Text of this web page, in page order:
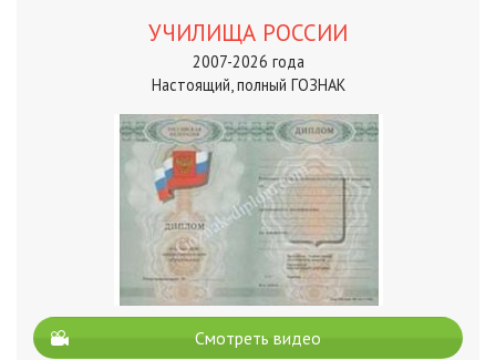
УЧИЛИЩА РОССИИ
2007-2026 года
Настоящий, полный ГОЗНАК
Смотреть видео